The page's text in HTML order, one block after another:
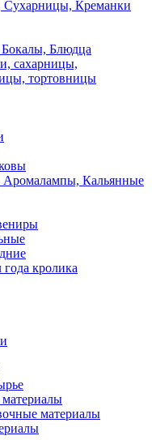
Креманки
Блюдца
сахарницы,
тортовницы
Кальянные
кролика
материалы